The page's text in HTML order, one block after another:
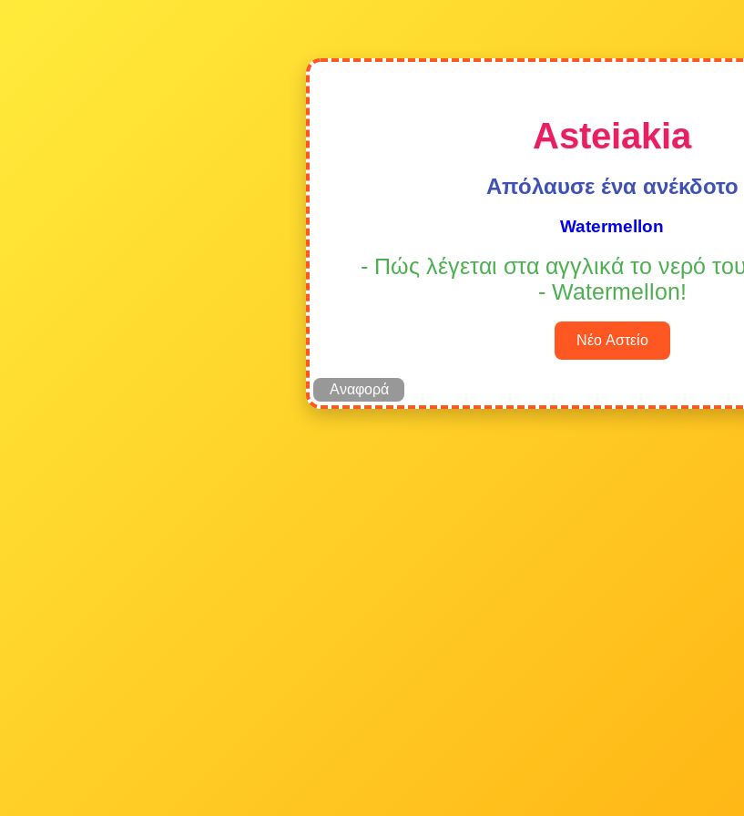
Asteiakia
Απόλαυσε ένα ανέκδοτο
Watermellon
- Πώς λέγεται στα αγγλικά το νερό
- Watermellon!
Νέο Αστείο
Αναφορά